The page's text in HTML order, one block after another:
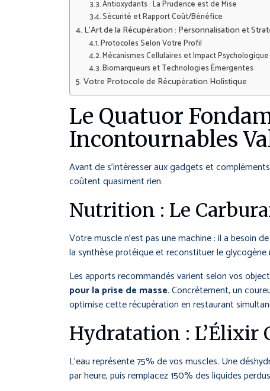
Antioxydants : La Prudence est de Mise
Sécurité et Rapport Coût/Bénéfice
L’Art de la Récupération : Personnalisation et
Protocoles Selon Votre Profil
Mécanismes Cellulaires et Impact Psychologique
Biomarqueurs et Technologies Émergentes
Votre Protocole de Récupération Holistique
Le Quatuor
Incontournables
Avant de s’intéresser aux gadgets et
coûtent quasiment rien.
Nutrition : Le
Votre muscle n’est pas une machine : il a besoin
la synthèse protéique et reconstituer le glycogène
Les apports recommandés varient selon vos
pour la prise de masse. Concrètement, un
optimise cette récupération en restaurant
Hydratation : L’Élixir
L’eau représente 75% de vos muscles. Une
par heure, puis remplacez 150% des liquides